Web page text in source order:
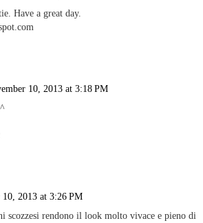
Have a great day.
10, 2013 at 3:18 PM
10, 2013 at 3:26 PM
scozzesi rendono il look molto vivace e pieno di